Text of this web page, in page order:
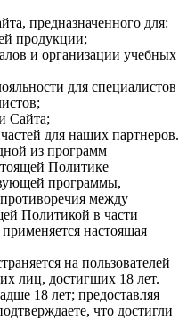
предназначенного для:
продукции;
и организации учебных
для специалистов
Сайта;
для наших партнеров.
из программ
Политике
программы,
между
Политикой в части
настоящая
на пользователей
лиц, достигших 18 лет.
18 лет; предоставляя
что достигли